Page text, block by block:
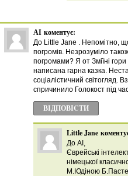
АІ коментує:
До Little Jane . Непомітно,
погромів. Незрозуміло
погромами? Я от Зміїні
написана гарна казка.
соціалістичний світогляд.
спричинило Голокост під
ВІДПОВІCТИ
Little Jane
До АІ,
Єврейські
німецької
М.Юдіною